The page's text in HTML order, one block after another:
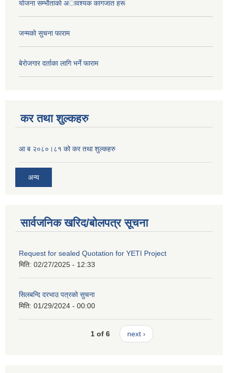
याेजना सम्भाैताकाे अावश्यक कागजात हरू
जन्मकाे सुचना फाराम
बेराेजगार दर्ताका लागि भर्ने फाराम
कर तथा शुल्कहरु
आ ब २०८०।८१ को कर तथा शुल्कहरु
अन्य
सार्वजनिक खरिद/बोलपत्र सूचना
Request for sealed Quotation for YETI Project
मिति: 02/27/2025 - 12:33
सिलबन्दि दरभाउ पत्रको सुचना
मिति: 01/29/2024 - 00:00
1 of 6 next ›